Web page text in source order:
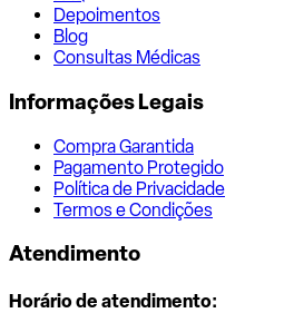
Depoimentos
Blog
Consultas Médicas
Informações Legais
Compra Garantida
Pagamento Protegido
Política de Privacidade
Termos e Condições
Atendimento
Horário de atendimento: